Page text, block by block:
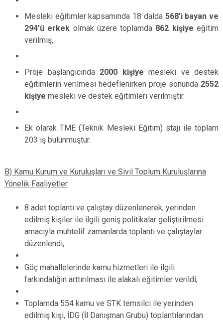
Mesleki eğitimler kapsamında 18 dalda 568’i bayan ve
294’ü erkek olmak üzere toplamda 862 kişiye eğitim
verilmiş,
Proje başlangıcında 2000 kişiye mesleki ve destek
eğitimlerin verilmesi hedeflenirken proje sonunda 2552
kişiye mesleki ve destek eğitimleri verilmiştir.
Ek olarakTME (Teknik Mesleki Eğitim) stajı ile toplam
203 iş bulunmuştur.
B) Kamu Kurum ve Kuruluşları ve Sivil Toplum Kuruluşlarına
Yönelik Faaliyetler
8 adet toplantı ve çalıştay düzenlenerek, yerinden
edilmiş kişiler ile ilgili geniş politikalar geliştirilmesi
amacıyla muhtelif zamanlarda toplantı ve çalıştaylar
düzenlendi,
Göç mahallelerinde kamu hizmetleri ile ilgili
farkındalığın arttırılması ile alakalı eğitimler verildi,
Toplamda 554 kamu ve STK temsilci ile yerinden
edilmiş kişi, İDG (İl Danışman Grubu) toplantılarından